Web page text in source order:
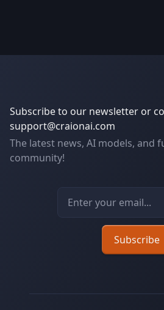
Subscribe to our newsletter or
support@craionai.com
The latest news, AI models, and
community!
Email
Subscribe